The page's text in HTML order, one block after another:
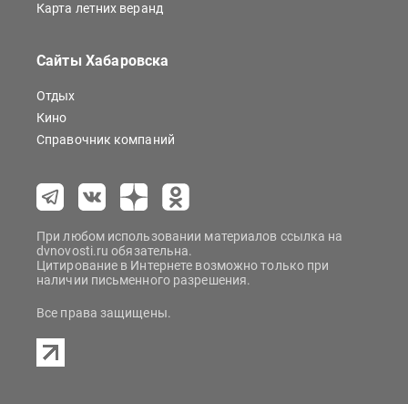
Карта летних веранд
Сайты Хабаровска
Отдых
Кино
Справочник компаний
При любом использовании материалов ссылка на
dvnovosti.ru обязательна.
Цитирование в Интернете возможно только при
наличии письменного разрешения.
Все права защищены.